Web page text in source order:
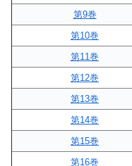
第9巻
第10巻
第11巻
第12巻
第13巻
第14巻
第15巻
第16巻